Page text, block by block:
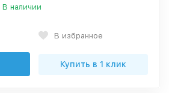
В наличии
В избранное
Купить в 1 клик